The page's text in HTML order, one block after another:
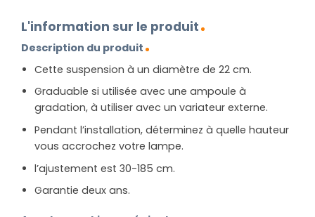
L'information sur le produit
Description du produit
Cette suspension à un diamètre de 22 cm.
Graduable si utilisée avec une ampoule à
gradation, à utiliser avec un variateur externe.
Pendant l’installation, déterminez à quelle hauteur
vous accrochez votre lampe.
l’ajustement est 30-185 cm.
Garantie deux ans.